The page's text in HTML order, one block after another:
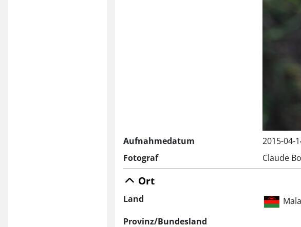
Aufnahmedatum
2015-04-
Fotograf
Claude
Ort
Land
Provinz/Bundesland